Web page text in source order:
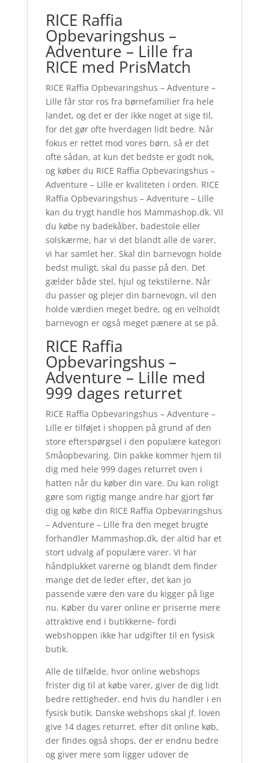
RICE Raffia
Opbevaringshus –
Adventure – Lille fra
RICE med PrisMatch
RICE Raffia Opbevaringshus – Adventure –
Lille får stor ros fra børnefamilier fra hele
landet, og det er der ikke noget at sige til,
for det gør ofte hverdagen lidt bedre. Når
fokus er rettet mod vores børn, så er det
ofte sådan, at kun det bedste er godt nok,
og køber du RICE Raffia Opbevaringshus –
Adventure – Lille er kvaliteten i orden. RICE
Raffia Opbevaringshus – Adventure – Lille
kan du trygt handle hos Mammashop.dk. Vil
du købe ny badekåber, badestole eller
solskærme, har vi det blandt alle de varer,
vi har samlet her. Skal din barnevogn holde
bedst muligt, skal du passe på den. Det
gælder både stel, hjul og tekstilerne. Når
du passer og plejer din barnevogn, vil den
holde værdien meget bedre, og en velholdt
barnevogn er også meget pænere at se på.
RICE Raffia
Opbevaringshus –
Adventure – Lille med
999 dages returret
RICE Raffia Opbevaringshus – Adventure –
Lille er tilføjet i shoppen på grund af den
store efterspørgsel i den populære kategori
Småopbevaring. Din pakke kommer hjem til
dig med hele 999 dages returret oven i
hatten når du køber din vare. Du kan roligt
gøre som rigtig mange andre har gjort før
dig og købe din RICE Raffia Opbevaringshus
– Adventure – Lille fra den meget brugte
forhandler Mammashop.dk, der altid har et
stort udvalg af populære varer. Vi har
håndplukket varerne og blandt dem finder
mange det de leder efter, det kan jo
passende være den vare du kigger på lige
nu. Køber du varer online er priserne mere
attraktive end i butikkerne- fordi
webshoppen ikke har udgifter til en fysisk
butik.
Alle de tilfælde, hvor online webshops
frister dig til at købe varer, giver de dig lidt
bedre rettigheder, end hvis du handler i en
fysisk butik. Danske webshops skal jf. loven
give 14 dages returret. efter dit online køb,
der findes også shops, der er endnu bedre
og giver mere som ligger udover de